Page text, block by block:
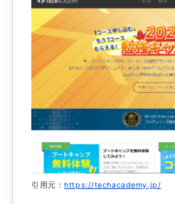
引用元：https://techacademy.jp/